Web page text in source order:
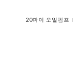
20파이 오일펌프